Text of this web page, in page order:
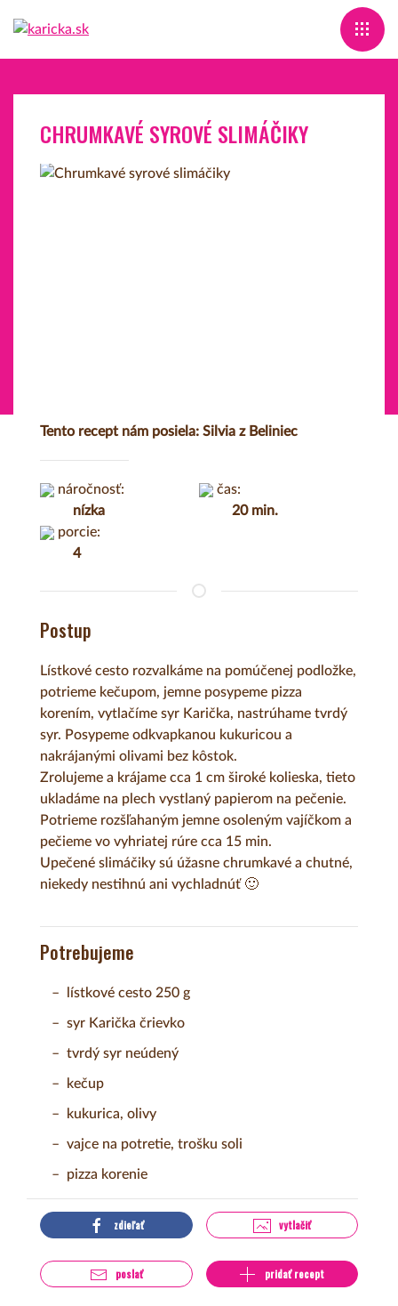
CHRUMKAVÉ SYROVÉ SLIMÁČIKY
Tento recept nám posiela: Silvia z Beliniec
náročnosť:
nízka
čas:
20 min.
porcie:
4
Postup
Lístkové cesto rozvalkáme na pomúčenej podložke,
potrieme kečupom, jemne posypeme pizza
korením, vytlačíme syr Karička, nastrúhame tvrdý
syr. Posypeme odkvapkanou kukuricou a
nakrájanými olivami bez kôstok.
Zrolujeme a krájame cca 1 cm široké kolieska, tieto
ukladáme na plech vystlaný papierom na pečenie.
Potrieme rozšľahaným jemne osoleným vajíčkom a
pečieme vo vyhriatej rúre cca 15 min.
Upečené slimáčiky sú úžasne chrumkavé a chutné,
niekedy nestihnú ani vychladnúť 🙂
Potrebujeme
lístkové cesto 250 g
syr Karička črievko
tvrdý syr neúdený
kečup
kukurica, olivy
vajce na potretie, trošku soli
pizza korenie
zdieľať vytlačiť
poslať pridať recept